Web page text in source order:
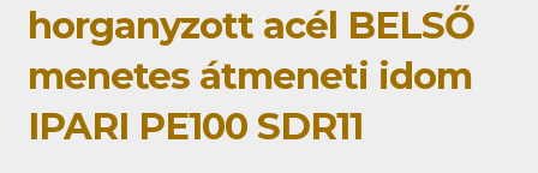
horganyzott acél BELSŐ
menetes átmeneti idom
IPARI PE100 SDR11